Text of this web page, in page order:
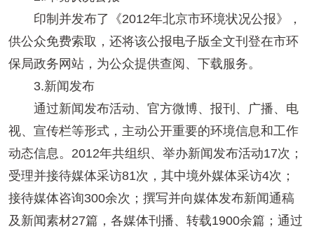
印制并发布了《2012年北京市环境状况公报》，
供公众免费索取，还将该公报电子版全文刊登在市环
保局政务网站，为公众提供查阅、下载服务。
3.新闻发布
通过新闻发布活动、官方微博、报刊、广播、电
视、宣传栏等形式，主动公开重要的环境信息和工作
动态信息。2012年共组织、举办新闻发布活动17次；
受理并接待媒体采访81次，其中境外媒体采访4次；
接待媒体咨询300余次；撰写并向媒体发布新闻通稿
及新闻素材27篇，各媒体刊播、转载1900余篇；通过